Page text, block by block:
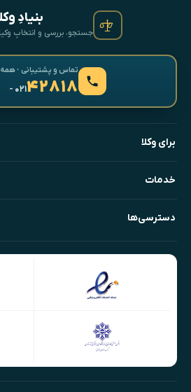
بنیادِ
جستجو، بررسی و انتخابِ وکیل
تماس و پشتیبانی · همه‌روزه
۴۲۸۱۸- ۰۲۱
برای وکلا
خدمات
دسترسی‌ها